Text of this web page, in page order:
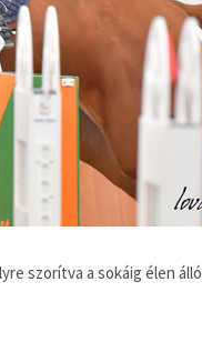
szorítva a sokáig élen álló